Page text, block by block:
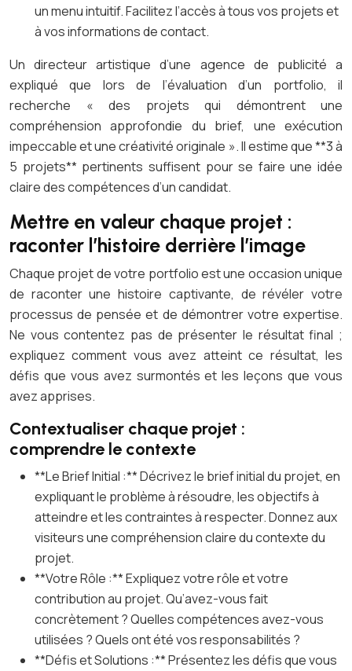
un menu intuitif. Facilitez l’accès à tous vos projets et
à vos informations de contact.
Un directeur artistique d’une agence de publicité a
expliqué que lors de l’évaluation d’un portfolio, il
recherche « des projets qui démontrent une
compréhension approfondie du brief, une exécution
impeccable et une créativité originale ». Il estime que **3 à
5 projets** pertinents suffisent pour se faire une idée
claire des compétences d’un candidat.
Mettre en valeur chaque projet :
raconter l’histoire derrière l’image
Chaque projet de votre portfolio est une occasion unique
de raconter une histoire captivante, de révéler votre
processus de pensée et de démontrer votre expertise.
Ne vous contentez pas de présenter le résultat final ;
expliquez comment vous avez atteint ce résultat, les
défis que vous avez surmontés et les leçons que vous
avez apprises.
Contextualiser chaque projet :
comprendre le contexte
**Le Brief Initial :** Décrivez le brief initial du projet, en
expliquant le problème à résoudre, les objectifs à
atteindre et les contraintes à respecter. Donnez aux
visiteurs une compréhension claire du contexte du
projet.
**Votre Rôle :** Expliquez votre rôle et votre
contribution au projet. Qu’avez-vous fait
concrètement ? Quelles compétences avez-vous
utilisées ? Quels ont été vos responsabilités ?
**Défis et Solutions :** Présentez les défis que vous